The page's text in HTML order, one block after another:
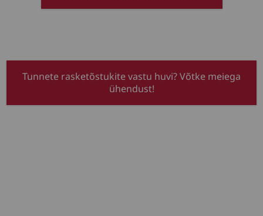
Tunnete rasketõstukite vastu huvi? Võtke meiega
ühendust!